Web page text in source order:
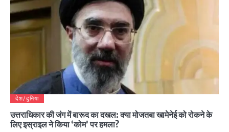
देश/दुनिया
उत्तराधिकार की जंग में बारूद का दखल: क्या मोजतबा खामेनेई को रोकने के
लिए इस्राइल ने किया ‘कोम’ पर हमला?